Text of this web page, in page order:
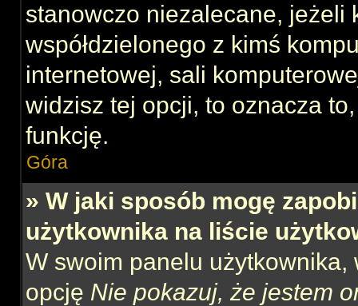
stanowczo niezalecane, jeżeli
współdzielonego z kimś
internetowej, sali
widzisz tej opcji, to oznacza
funkcję.
Góra
» W jaki sposób mogę
użytkownika na liście
W swoim panelu użytkownika,
opcję Nie pokazuj, że jestem